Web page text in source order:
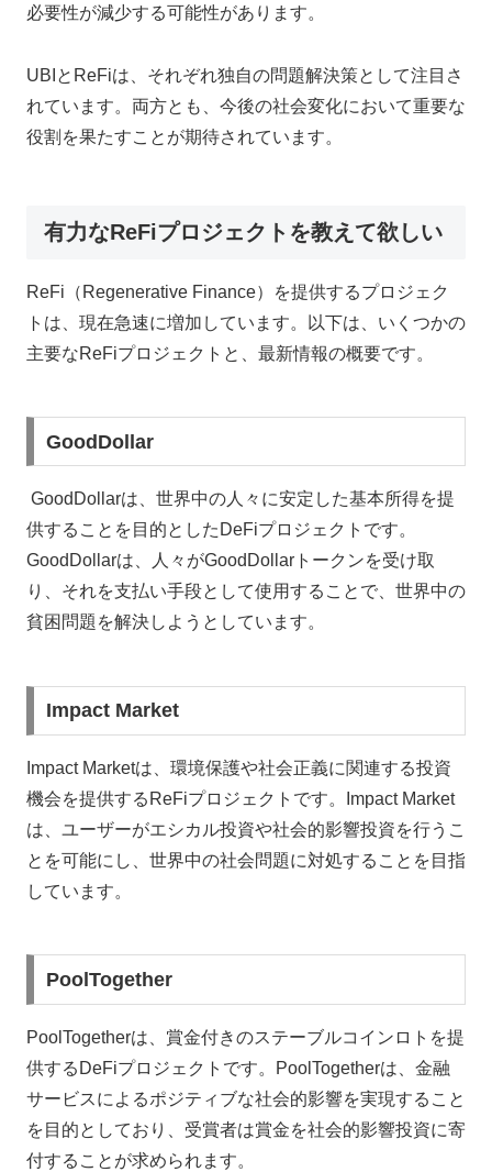
必要性が減少する可能性があります。
UBIとReFiは、それぞれ独自の問題解決策として注目さ
れています。両方とも、今後の社会変化において重要な
役割を果たすことが期待されています。
有力なReFiプロジェクトを教えて欲しい
ReFi（Regenerative Finance）を提供するプロジェク
トは、現在急速に増加しています。以下は、いくつかの
主要なReFiプロジェクトと、最新情報の概要です。
GoodDollar
GoodDollarは、世界中の人々に安定した基本所得を提
供することを目的としたDeFiプロジェクトです。
GoodDollarは、人々がGoodDollarトークンを受け取
り、それを支払い手段として使用することで、世界中の
貧困問題を解決しようとしています。
Impact Market
Impact Marketは、環境保護や社会正義に関連する投資
機会を提供するReFiプロジェクトです。Impact Market
は、ユーザーがエシカル投資や社会的影響投資を行うこ
とを可能にし、世界中の社会問題に対処することを目指
しています。
PoolTogether
PoolTogetherは、賞金付きのステーブルコインロトを提
供するDeFiプロジェクトです。PoolTogetherは、金融
サービスによるポジティブな社会的影響を実現すること
を目的としており、受賞者は賞金を社会的影響投資に寄
付することが求められます。